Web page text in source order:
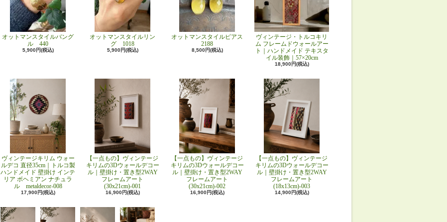
オットマンスタイルバング
ル 440
5,900円(税込)
オットマンスタイルリン
グ 1018
5,900円(税込)
オットマンスタイルピアス
2188
8,500円(税込)
ヴィンテージ・トルコキリ
ム フレームドウォールアー
ト｜ハンドメイド テキスタ
イル装飾｜57×20cm
18,900円(税込)
ヴィンテージキリム ウォー
ルデコ 直径35cm｜トルコ製
ハンドメイド 壁掛け インテ
リア ボヘミアン ナチュラ
ル metaldecor-008
17,900円(税込)
【一点もの】ヴィンテージ
キリムの3Dウォールデコー
ル｜壁掛け・置き型2WAY
フレームアート
(30x21cm)-001
16,900円(税込)
【一点もの】ヴィンテージ
キリムの3Dウォールデコー
ル｜壁掛け・置き型2WAY
フレームアート
(30x21cm)-002
16,900円(税込)
【一点もの】ヴィンテージ
キリムの3Dウォールデコー
ル｜壁掛け・置き型2WAY
フレームアート
(18x13cm)-003
14,900円(税込)